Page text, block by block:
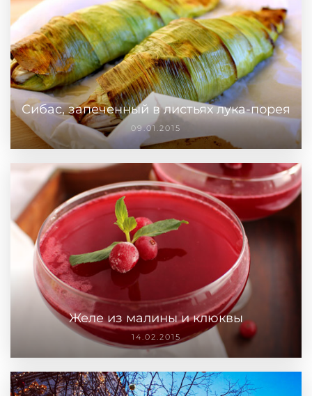
Сибас, запеченный в листьях лука-порея
09.01.2015
Желе из малины и клюквы
14.02.2015